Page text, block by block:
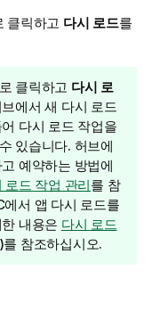
클릭하고 다시 로드를
클릭하고 다시 로
에서 새 다시 로드
다시 로드 작업을
있습니다. 허브에
예약하는 방법에
로드 작업 관리를 참
에서 앱 다시 로드를
내용은 다시 로드
를 참조하십시오.